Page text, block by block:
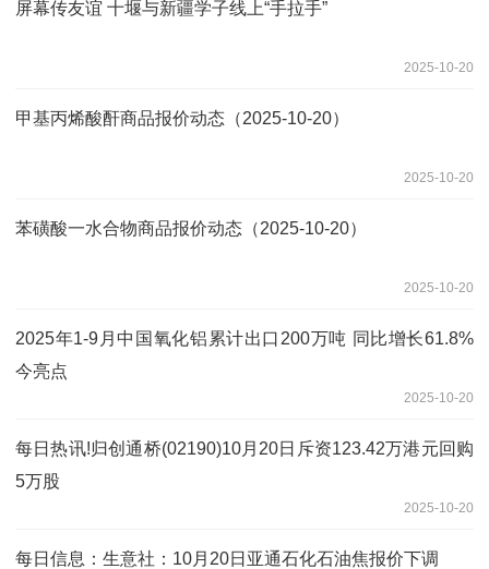
屏幕传友谊 十堰与新疆学子线上“手拉手”
2025-10-20
甲基丙烯酸酐商品报价动态（2025-10-20）
2025-10-20
苯磺酸一水合物商品报价动态（2025-10-20）
2025-10-20
2025年1-9月中国氧化铝累计出口200万吨 同比增长61.8%
今亮点
2025-10-20
每日热讯!归创通桥(02190)10月20日斥资123.42万港元回购
5万股
2025-10-20
每日信息：生意社：10月20日亚通石化石油焦报价下调